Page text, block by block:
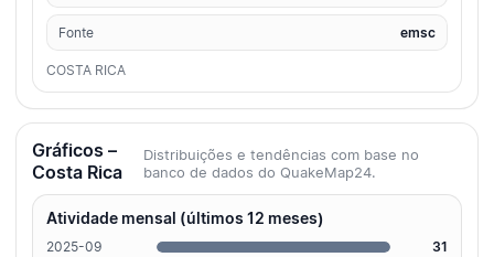
Fonte emsc
COSTA RICA
Gráficos –
Costa Rica
Distribuições e tendências com base no
banco de dados do QuakeMap24.
Atividade mensal (últimos 12 meses)
2025-09
31